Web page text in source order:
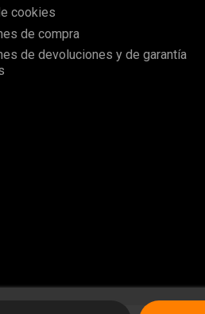
cookies
de compra
de devoluciones y de garantía